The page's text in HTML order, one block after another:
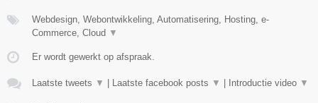
Webdesign, Webontwikkeling, Automatisering, Hosting, e-
Commerce, Cloud ▼
Er wordt gewerkt op afspraak.
Laatste tweets ▼ Laatste facebook posts ▼ Introductie video ▼